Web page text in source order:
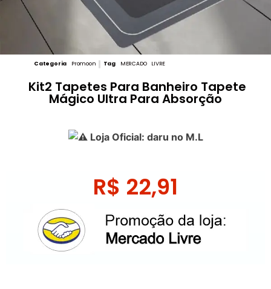
Categoria Promoon Tag MERCADO LIVRE
Kit2 Tapetes Para Banheiro Tapete
Mágico Ultra Para Absorção
Loja Oficial: daru no M.L
R$ 22,91